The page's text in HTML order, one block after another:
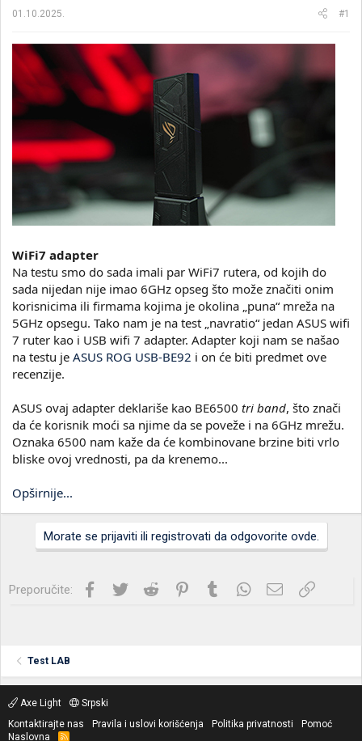
t
m
e
r
j
a
01.10.2025. #1
WiFi7 adapter
Na testu smo do sada imali par WiFi7 rutera, od kojih do
sada nijedan nije imao 6GHz opseg što može značiti onim
korisnicima ili firmama kojima je okolina „puna“ mreža na
5GHz opsegu. Tako nam je na test „navratio“ jedan ASUS wifi
7 ruter kao i USB wifi 7 adapter. Adapter koji nam se našao
na testu je ASUS ROG USB-BE92 i on će biti predmet ove
recenzije.
ASUS ovaj adapter deklariše kao BE6500 tri band, što znači
da će korisnik moći sa njime da se poveže i na 6GHz mrežu.
Oznaka 6500 nam kaže da će kombinovane brzine biti vrlo
bliske ovoj vrednosti, pa da krenemo...
Opširnije...
Morate se prijaviti ili registrovati da odgovorite ovde.
Preporučite: Facebook
Twitter Reddit PinterestTumblrWhatsApp
Imejl Link
Test LAB
Axe Light
Srpski
Kontaktirajte nas
Pravila i uslovi korišćenja Politika privatnosti
Pomoć
Naslovna
R